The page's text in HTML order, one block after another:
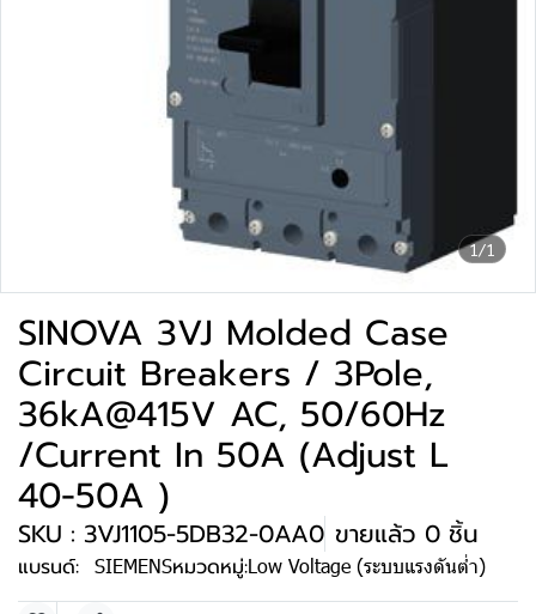
1/1
SINOVA 3VJ Molded Case
Circuit Breakers / 3Pole,
36kA@415V AC, 50/60Hz
/Current In 50A (Adjust L
40-50A )
SKU : 3VJ1105-5DB32-0AA0 ขายแล้ว 0 ชิ้น
แบรนด์: SIEMENSหมวดหมู่:Low Voltage (ระบบแรงดันต่ำ)